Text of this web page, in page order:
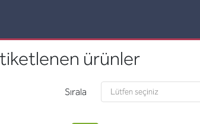
ürünler
Sırala